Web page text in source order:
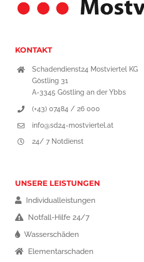
KONTAKT
Schadendienst24 Mostviertel KG
Göstling 31
A-3345 Göstling an der Ybbs
(+43) 07484 / 26 000
info@sd24-mostviertel.at
24/ 7 Notdienst
UNSERE LEISTUNGEN
Individualleistungen
Notfall-Hilfe 24/7
Wasserschäden
Elementarschaden